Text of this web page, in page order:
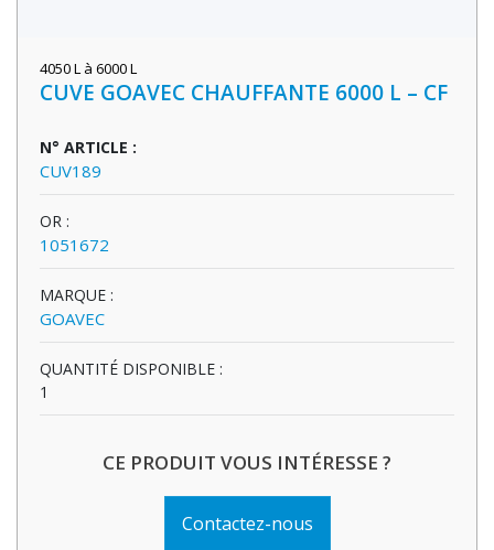
4050 L à 6000 L
CUVE GOAVEC CHAUFFANTE 6000 L – CF
N° ARTICLE :
CUV189
OR :
1051672
MARQUE :
GOAVEC
QUANTITÉ DISPONIBLE :
1
CE PRODUIT VOUS INTÉRESSE ?
Contactez-nous